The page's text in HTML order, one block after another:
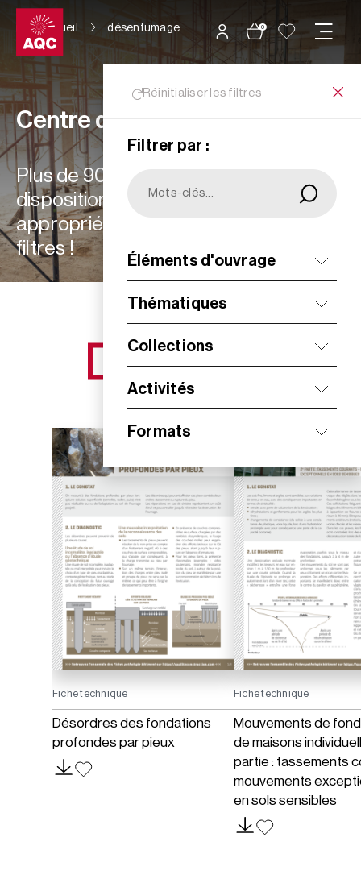
Panneau de gestion des cookies
0
Accueil désenfumage
Réinitialiser les filtres
Filtrer par :
Éléments d'ouvrage
Thématiques
Collections
Activités
Formats
Centre de ressources
Plus de 900 ressources à votre
disposition : choisissez les plus
appropriées à vos besoins grâce aux
filtres !
NOS NOUVEAUTÉS
Fiche technique
Désordres des fondations
profondes par pieux
Fiche technique
Mouvements de
de maisons
partie : tassements
mouvements
en sols sensibles